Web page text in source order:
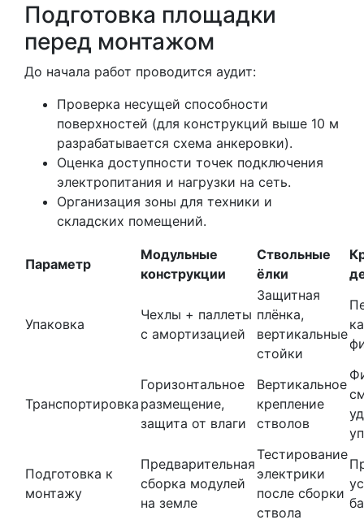
Подготовка площадки
перед монтажом
До начала работ проводится аудит:
Проверка несущей способности
поверхностей (для конструкций выше 10 м
разрабатывается схема анкеровки).
Оценка доступности точек подключения
электропитания и нагрузки на сеть.
Организация зоны для техники и
складских помещений.
Параметр
Модульные
конструкции
Ствольные
ёлки
Упаковка
Чехлы + паллеты
с амортизацией
Защитная
плёнка,
вертикальные
стойки
Транспортировка
Горизонтальное
размещение,
защита от влаги
Вертикальное
крепление
стволов
Подготовка к
монтажу
Предварительная
сборка модулей
на земле
Тестирование
электрики
после сборки
ствола